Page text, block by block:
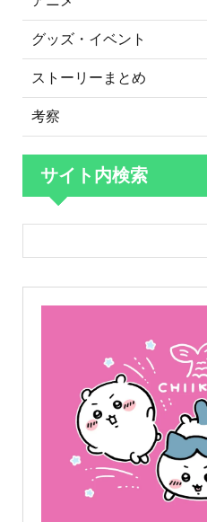
グッズ・イベント
ストーリーまとめ
考察
サイト内検索